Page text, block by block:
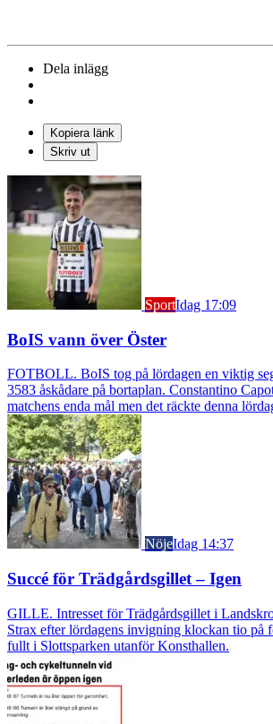
Dela inlägg
Kopiera länk
Skriv ut
SportIdag 17:09
BoIS vann över Öster
FOTBOLL. BoIS tog på lördagen en viktig
3583 åskådare på bortaplan. Constantino
matchens enda mål men det räckte denna
NöjeIdag 14:37
Succé för Trädgårdsgillet – Igen
GILLE. Intresset för Trädgårdsgillet i
Strax efter lördagens invigning klockan tio på
fullt i Slottsparken utanför Konsthallen.